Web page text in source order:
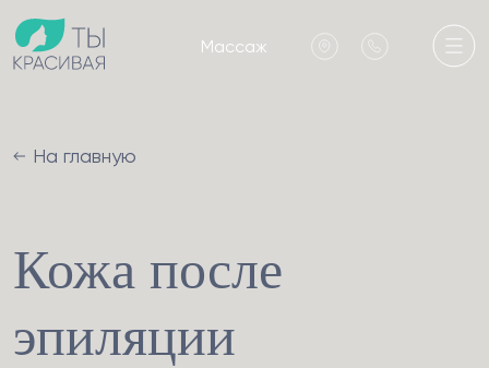
Массаж
На главную
Кожа после
эпиляции